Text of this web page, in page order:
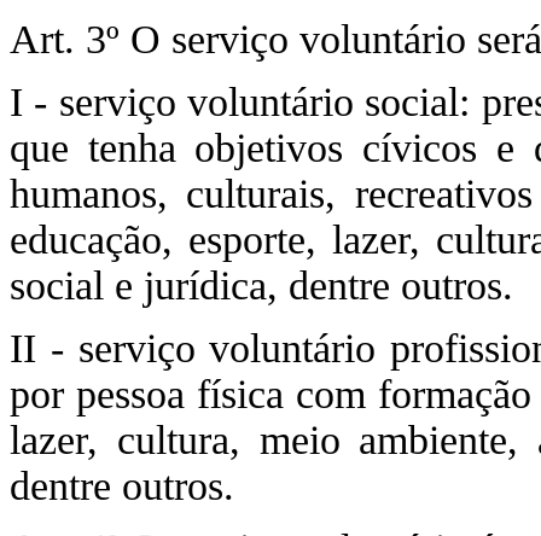
Art. 3º O serviço voluntário
I - serviço voluntário social:
que tenha objetivos cívicos e
humanos, culturais,
educação, esporte, lazer,
social e jurídica, dentre outros.
II - serviço voluntário
por pessoa física com formação
lazer, cultura, meio
dentre outros.